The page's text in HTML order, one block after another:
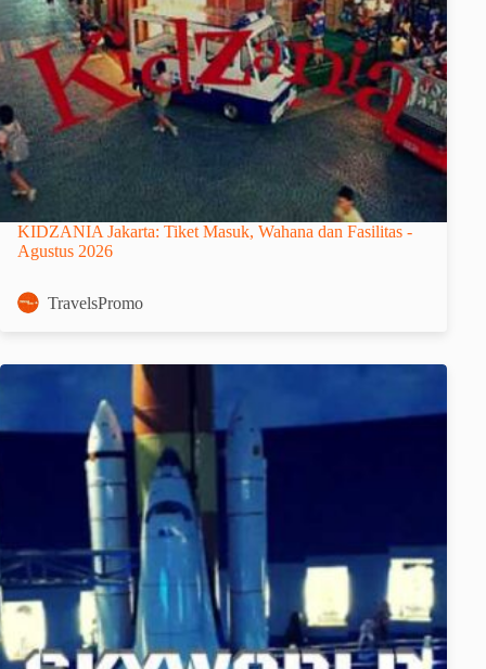
KIDZANIA Jakarta: Tiket Masuk, Wahana dan Fasilitas -
Agustus 2026
TravelsPromo